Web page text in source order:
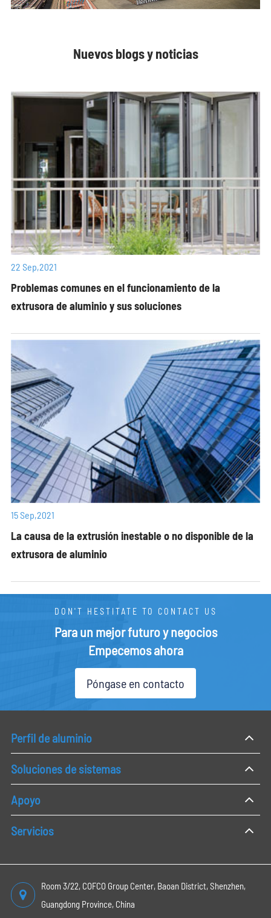
Nuevos blogs y noticias
22 Sep,2021
Problemas comunes en el funcionamiento de la
extrusora de aluminio y sus soluciones
15 Sep,2021
La causa de la extrusión inestable o no disponible de la
extrusora de aluminio
DON'T HESTITATE TO CONTACT US
Para un mejor futuro y negocios
Empecemos ahora
Póngase en contacto
Perfil de aluminio
Soluciones de sistemas
Apoyo
Servicios
Room 3/22, COFCO Group Center, Baoan District, Shenzhen,
Guangdong Province, China